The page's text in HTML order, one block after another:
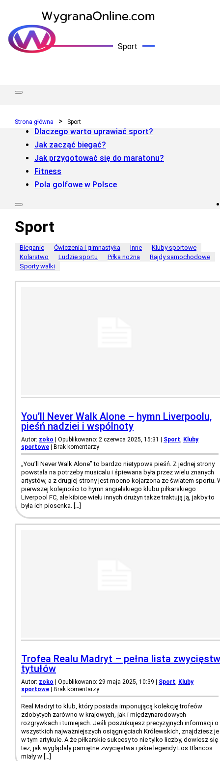
Sport
Dlaczego warto uprawiać sport?
Jak zacząć biegać?
Jak przygotować się do maratonu?
Fitness
Pola golfowe w Polsce
Strona główna Sport
Sport
Bieganie Ćwiczenia i gimnastyka Inne
Kluby sportowe
Kolarstwo
Ludzie sportu Piłka nożna
Rajdy samochodowe
Sporty walki
You’ll Never Walk Alone – hymn Liverpoolu,
pieśń nadziei i wspólnoty
Autor: zoko | Opublikowano: 2 czerwca 2025, 15:31 | Sport Kluby
sportowe | Brak komentarzy
„You’ll Never Walk Alone” to bardzo nietypowa pieśń. Z jednej strony
powstała na potrzeby musicalu i śpiewana była przez wielu znanych
artystów, a z drugiej strony jest mocno kojarzona ze światem sportu.
pierwszej kolejności to hymn angielskiego klubu piłkarskiego
Liverpool FC, ale kibice wielu innych drużyn także traktują ją, jakby to
była ich piosenka. […]
Trofea Realu Madryt – pełna lista
tytułów
Autor: zoko | Opublikowano: 29 maja 2025, 10:39 Sport, Kluby
sportowe
Brak komentarzy
Real Madryt to klub, który posiada imponującą kolekcję trofeów
zdobytych zarówno w krajowych, jak i międzynarodowych
rozgrywkach i turniejach. Jeśli poszukujesz precyzyjnych informacji o
wszystkich najważniejszych osiągnięciach Królewskich, znajdziesz je
w tym artykule. A że piłkarskie sukcesy to nie tylko liczby, dowiesz się
też, jak wyglądały pamiętne zwycięstwa i jakie legendy Los Blancos
miały w […]